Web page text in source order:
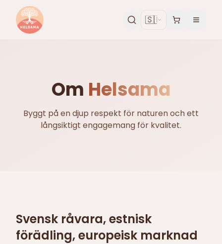
🇸🇪
Om Helsama
Byggt på en djup respekt för naturen och ett
långsiktigt engagemang för kvalitet.
Svensk råvara, estnisk
förädling, europeisk marknad